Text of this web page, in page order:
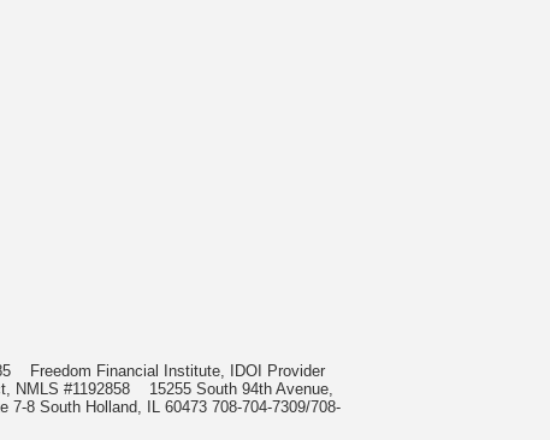
Freedom Financial Institute, IDOI Provider
NMLS #1192858 15255 South 94th Avenue,
8 South Holland, IL 60473 708-704-7309/708-